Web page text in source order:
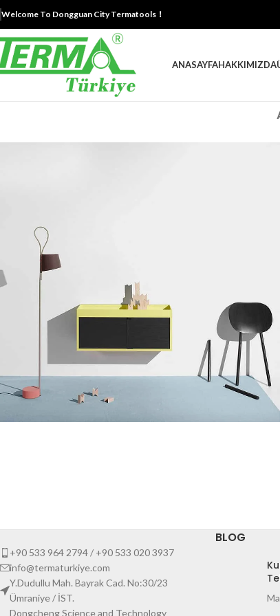
Welcome To Dongguan City Termatools！
ANASAYFAHAKKIMIZDA
+90 533 964 2794 / +90 533 020 3937
info@termaturkiye.com
Y.Dudullu Mah. Bayrak Cad. No:30/23
Ümraniye / İST.
Dongcheng Science and Technology
BLOG